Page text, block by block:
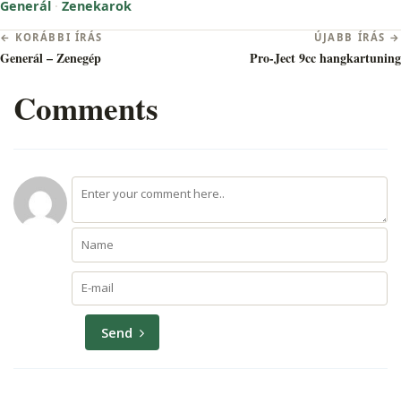
Generál · Zenekarok
Bejegyzés
navigáció
← KORÁBBI ÍRÁS
Generál – Zenegép
ÚJABB ÍRÁS →
Pro-Ject 9cc hangkartuning
Comments
Send